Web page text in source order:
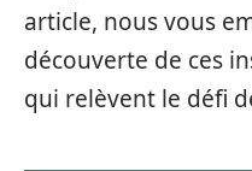
article, nous vous
découverte de ces
qui relèvent le défi